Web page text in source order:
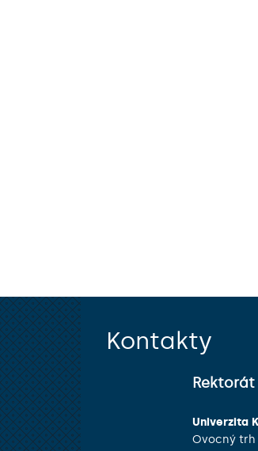
Kontakty
Rektorát
Univerzita
Ovocný